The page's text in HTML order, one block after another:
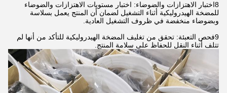
8اختبار الاهتزازات والضوضاء: اختبار مستويات الاهتزازات والضوضاء
للمضخة الهيدروليكية أثناء التشغيل لضمان أن المنتج يعمل بسلاسة
وبضوضاء منخفضة في ظروف التشغيل العادية.
9فحص التعبئة: تحقق من تغليف المضخة الهيدروليكية للتأكد من أنها لم
تتلف أثناء النقل للحفاظ على سلامة المنتج.